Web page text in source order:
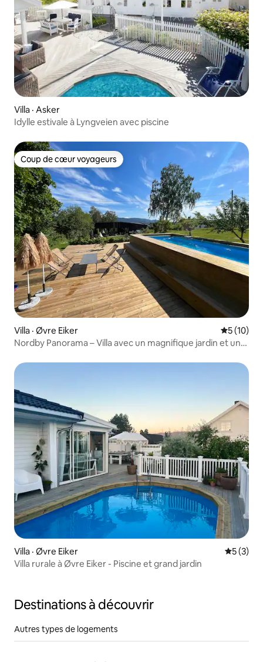
Villa · Asker
Idylle estivale à Lyngveien avec piscine
Coup de cœur voyageurs
Coup de cœur voyageurs
Villa · Øvre Eiker Note
5 (10)
Nordby Panorama – Villa avec un magnifique jardin et une
Villa · Øvre Eiker Note
5 (3)
Villa rurale à Øvre Eiker - Piscine et grand jardin
Destinations à découvrir
Autres types de logements